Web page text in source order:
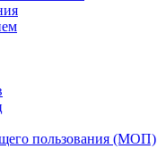
пользования (МОП)